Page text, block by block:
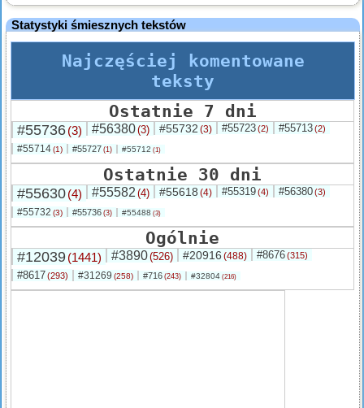
Statystyki śmiesznych tekstów
Najczęściej komentowane
teksty
Ostatnie 7 dni
#55736(3) #56380(3) #55732 (3) #55723(2) #55713(2)
#55714(1) #55727 (1) #55712 (1)
Ostatnie 30 dni
#55630(4) #55582 (4) #55618 (4) #55319(4) #56380(3)
#55732 (3) #55736 (3) #55488 (3)
Ogólnie
#12039(1441) #3890(526) #20916 (488) #8676(315)
#8617(293) #31269 (258) #716 (243) #32804 (216)